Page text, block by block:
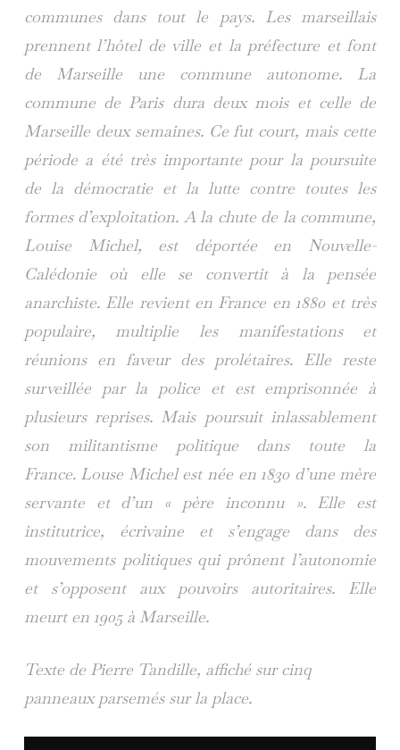
communes dans tout le pays. Les marseillais
prennent l’hôtel de ville et la préfecture et font
de Marseille une commune autonome. La
commune de Paris dura deux mois et celle de
Marseille deux semaines. Ce fut court, mais cette
période a été très importante pour la poursuite
de la démocratie et la lutte contre toutes les
formes d’exploitation. A la chute de la commune,
Louise Michel, est déportée en Nouvelle-
Calédonie où elle se convertit à la pensée
anarchiste. Elle revient en France en 1880 et très
populaire, multiplie les manifestations et
réunions en faveur des prolétaires. Elle reste
surveillée par la police et est emprisonnée à
plusieurs reprises. Mais poursuit inlassablement
son militantisme politique dans toute la
France. Louse Michel est née en 1830 d’une mère
servante et d’un « père inconnu ». Elle est
institutrice, écrivaine et s’engage dans des
mouvements politiques qui prônent l’autonomie
et s’opposent aux pouvoirs autoritaires. Elle
meurt en 1905 à Marseille.
Texte de Pierre Tandille, affiché sur cinq
panneaux parsemés sur la place.